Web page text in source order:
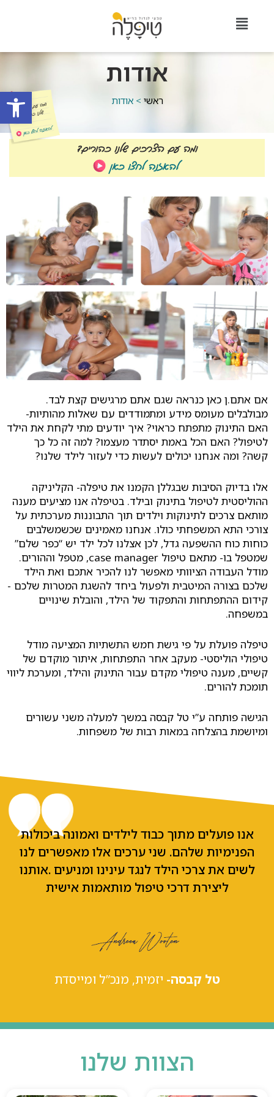
פתח
אודות
ראשי > אודות
אם אתם.ן כאן כנראה שגם אתם מרגישים קצת לבד.
מבולבלים מעומס מידע ומתמודדים עם שאלות מהותיות-
האם התינוק מתפתח כראוי? איך יודעים מתי לקחת את הילד
לטיפול? האם הכל באמת יסתדר מעצמו? למה זה כל כך
קשה? ומה אנחנו יכולים לעשות כדי לעזור לילד שלנו?
אלו בדיוק הסיבות שבגללן הקמנו את טיפלה- הקליניקה
ההוליסטית לטיפול בתינוק ובילד. בטיפלה אנו מציעים מענה
מותאם צרכים לתינוקות וילדים תוך התבוננות מערכתית על
צורכי התא המשפחתי כולו. אנחנו מאמינים שכשמשלבים
כוחות כוח ההשפעה גדל, לכן אצלנו לכל ילד יש “כפר שלם”
שמטפל בו- מתאם טיפול case manager, מטפל וההורים.
מודל העבודה הציוותי מאפשר לנו להכיר אתכם ואת הילד
שלכם בצורה המיטבית ולפעול ביחד להשגת המטרות שלכם -
קידום ההתפתחות והתפקוד של הילד, והובלת שינויים
במשפחה.
טיפלה פועלת על פי גישת חמש התשתיות המציעה מודל
טיפולי הוליסטי- מעקב אחר התפתחות, איתור מוקדם של
קשיים, מענה טיפולי מקדם עבור התינוק והילד, ומערכת ליווי
תומכת להורים.
הגישה פותחה ע”י טל קבסה במשך למעלה משני עשורים
ומיושמת בהצלחה במאות רבות של משפחות.
אנו פועלים מתוך כבוד לילדים ואמונה ביכולות
הפנימיות שלהם. שני ערכים אלו מאפשרים לנו
לשים את צרכי הילד לנגד עינינו ומניעים .אותנו
ליצירת דרכי טיפול מותאמות אישית
טל קבסה- יזמית, מנכ”ל ומייסדת
הצוות שלנו